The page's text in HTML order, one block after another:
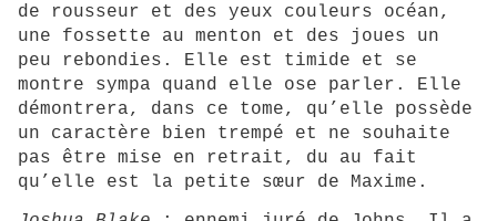
de rousseur et des yeux couleurs océan,
une fossette au menton et des joues un
peu rebondies. Elle est timide et se
montre sympa quand elle ose parler. Elle
démontrera, dans ce tome, qu’elle possède
un caractère bien trempé et ne souhaite
pas être mise en retrait, du au fait
qu’elle est la petite sœur de Maxime.